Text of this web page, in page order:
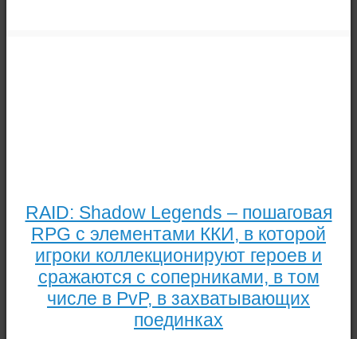
RAID: Shadow Legends – пошаговая
RPG с элементами ККИ, в которой
игроки коллекционируют героев и
сражаются с соперниками, в том
числе в PvP, в захватывающих
поединках